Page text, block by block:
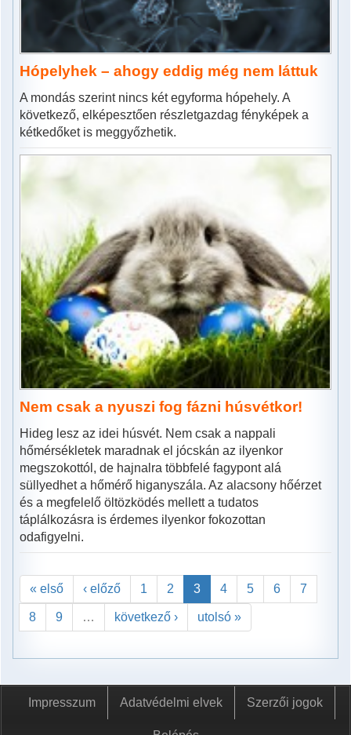
Hópelyhek – ahogy eddig még nem láttuk
A mondás szerint nincs két egyforma hópehely. A
következő, elképesztően részletgazdag fényképek a
kétkedőket is meggyőzhetik.
Nem csak a nyuszi fog fázni húsvétkor!
Hideg lesz az idei húsvét. Nem csak a nappali
hőmérsékletek maradnak el jócskán az ilyenkor
megszokottól, de hajnalra többfelé fagypont alá
süllyedhet a hőmérő higanyszála. Az alacsony hőérzet
és a megfelelő öltözködés mellett a tudatos
táplálkozásra is érdemes ilyenkor fokozottan
odafigyelni.
« első ‹ előző 1 2 3 4 5 6 7
8 9 … következő › utolsó »
Impresszum Adatvédelmi elvek Szerzői jogok